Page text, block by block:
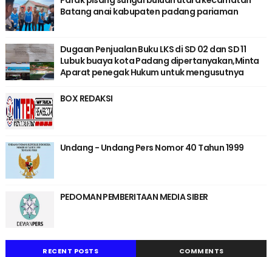
Batang anai kabupaten padang pariaman
Dugaan Penjualan Buku LKS di SD 02 dan SD 11
Lubuk buaya kota Padang dipertanyakan,Minta
Aparat penegak Hukum untuk mengusutnya
BOX REDAKSI
Undang - Undang Pers Nomor 40 Tahun 1999
PEDOMAN PEMBERITAAN MEDIA SIBER
RECENT POSTS COMMENTS